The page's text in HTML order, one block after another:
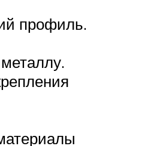
профиль.